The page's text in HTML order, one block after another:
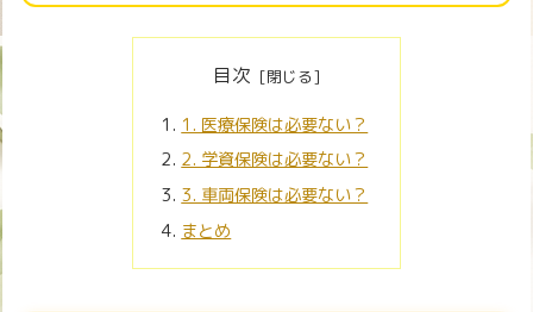
目次
1. 医療保険は必要ない？
2. 学資保険は必要ない？
3. 車両保険は必要ない？
まとめ